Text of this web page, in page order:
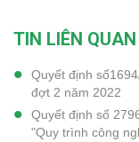
TIN LIÊN QUAN
Quyết định
đợt 2 năm 2022
Quyết định số
"Quy trình công